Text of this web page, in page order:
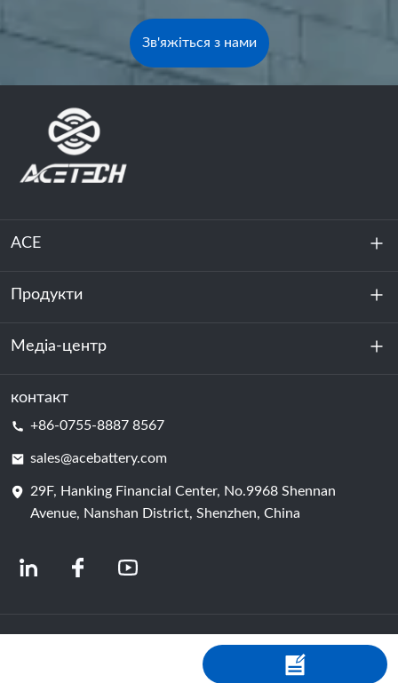
Зв'яжіться з нами
ACE
Про нас
Стійкість
Продукти
Зберігання енергії
Центр обробки даних та серверна кімната
Елемент батареї
Медіа-центр
Новини
контакт
+86-0755-8887 8567
sales@acebattery.com
29F, Hanking Financial Center, No.9968 Shennan
Avenue, Nanshan District, Shenzhen, China
© 2024 Китайські виробники літій-іонних акумуляторів | Завод і компанія з
виробництва літієвих акумуляторів | Акумулятор ACE від Shopastro
粤ICP备2022150578号 -4